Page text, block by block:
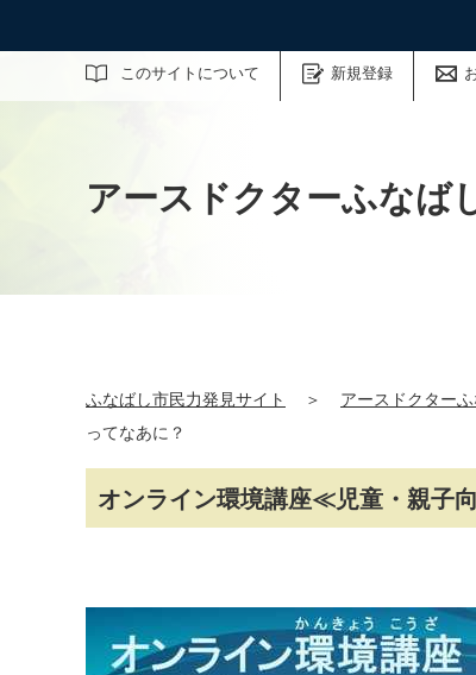
このサイトについて 新規登録
サイト内検索
アースドクターふなば
ふなばし市民力発見サイト ＞ アースドクターふ
ってなあに？
オンライン環境講座≪児童・親子